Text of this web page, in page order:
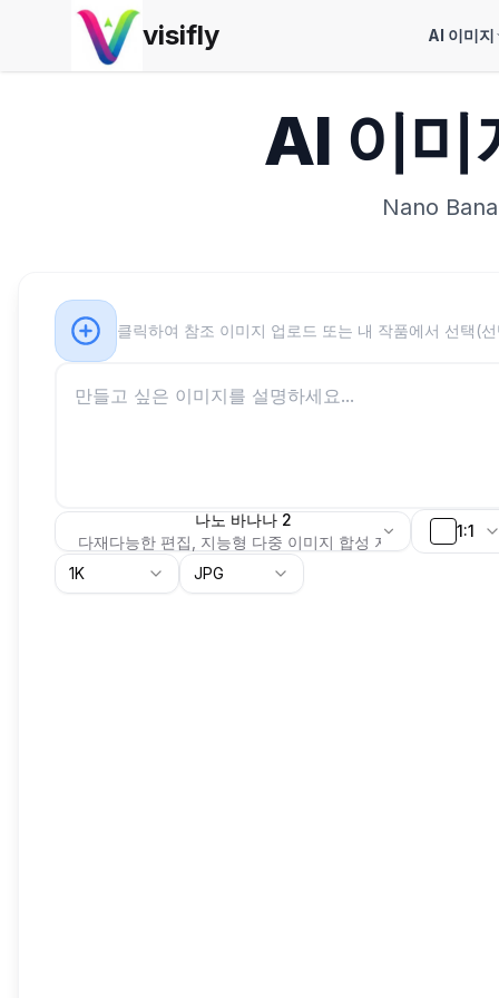
visifly AI 이미지
AI 이미
Nano
클릭하여 참조 이미지 업로드 또는 내 작품에서 선택(
나노 바나나 2
다재다능한 편집, 지능형 다중 이미지 합성 지원.
1:1
1K JPG